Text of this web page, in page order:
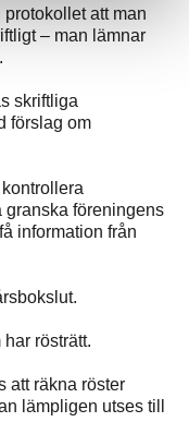
att man
– man lämnar
skriftliga
förslag om
granska föreningens
information från
rösträtt.
att räkna röster
lämpligen utses till